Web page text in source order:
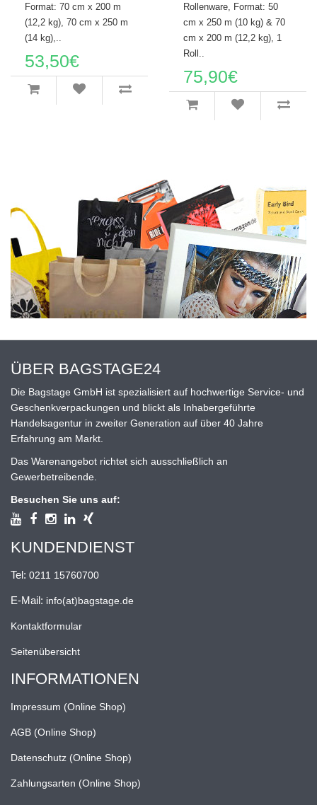
Format: 70 cm x 200 m
(12,2 kg), 70 cm x 250 m
(14 kg),..
53,50€
Rollenware, Format: 50
cm x 250 m (10 kg) & 70
cm x 200 m (12,2 kg), 1
Roll..
75,90€
ÜBER BAGSTAGE24
Die Bagstage GmbH ist spezialisiert auf hochwertige Service- und
Geschenkverpackungen und blickt als Inhabergeführte
Handelsagentur in zweiter Generation auf über 40 Jahre
Erfahrung am Markt.
Das Warenangebot richtet sich ausschließlich an
Gewerbetreibende.
Besuchen Sie uns auf:
KUNDENDIENST
Tel: 0211 15760700
E-Mail: info(at)bagstage.de
Kontaktformular
Seitenübersicht
INFORMATIONEN
Impressum (Online Shop)
AGB (Online Shop)
Datenschutz (Online Shop)
Zahlungsarten (Online Shop)